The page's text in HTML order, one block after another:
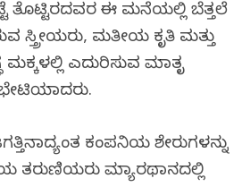
ತೊಟ್ಟಿರದವರ ಈ ಮನೆಯಲ್ಲಿ ಬೆತ್ತಲೆ
ಸ್ತ್ರೀಯರು, ಮತೀಯ ವಿಕೃತಿ ಮತ್ತು
ಮಕ್ಕಳಲ್ಲಿ ಎದುರಿಸುವ ಮಾತೃ
ಕಂಪನಿಯ ಶೇರುಗಳನ್ನು
ತರುಣಿಯರು ಮ್ಯಾರಥಾನದಲ್ಲಿ